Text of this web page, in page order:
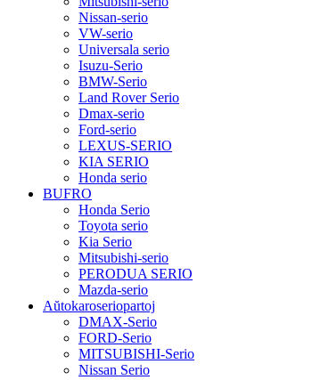
Nissan-serio
VW-serio
Universala serio
Isuzu-Serio
BMW-Serio
Land Rover Serio
Dmax-serio
Ford-serio
LEXUS-SERIO
KIA SERIO
Honda serio
BUFRO
Honda Serio
Toyota serio
Kia Serio
Mitsubishi-serio
PERODUA SERIO
Mazda-serio
Aŭtokaroseriopartoj
DMAX-Serio
FORD-Serio
MITSUBISHI-Serio
Nissan Serio